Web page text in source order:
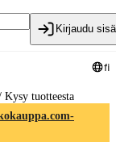
Kirjaudu
fi
Kysy tuotteesta